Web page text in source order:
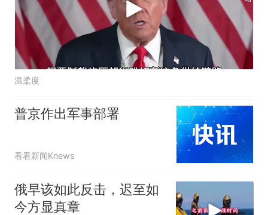
温柔度
普京作出军事部署
看看新闻Knews
俄早该如此反击，迟至如
今方显真章